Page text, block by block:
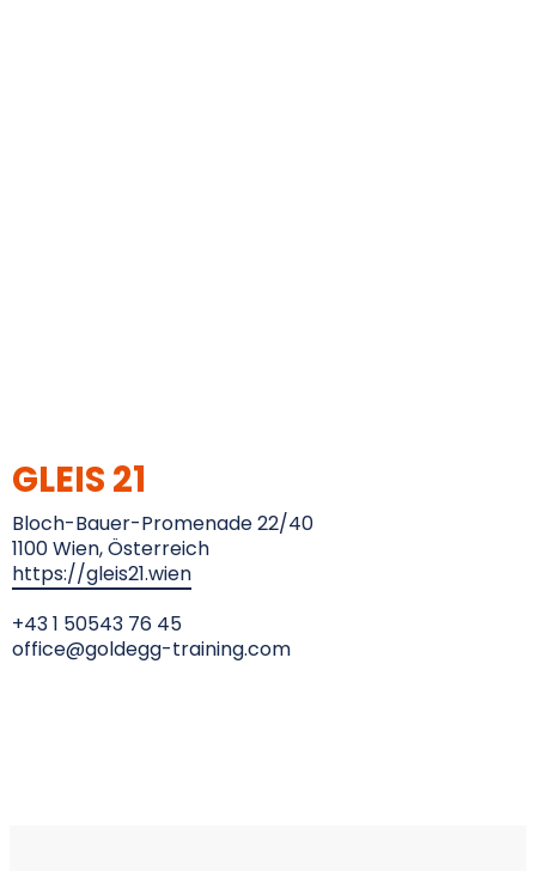
GLEIS 21
Bloch-Bauer-Promenade 22/40
1100 Wien, Österreich
https://gleis21.wien
+43 1 50543 76 45
office@goldegg-training.com